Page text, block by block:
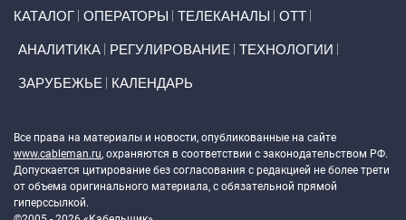
КАТАЛОГ ОПЕРАТОРЫ ТЕЛЕКАНАЛЫ ОТТ
АНАЛИТИКА РЕГУЛИРОВАНИЕ ТЕХНОЛОГИИ
ЗАРУБЕЖЬЕ КАЛЕНДАРЬ
Все права на материалы и новости, опубликованные на сайте
www.cableman.ru, охраняются в соответствии с законодательством РФ.
Допускается цитирование без согласования с редакцией не более трети
от объема оригинального материала, с обязательной прямой
гиперссылкой.